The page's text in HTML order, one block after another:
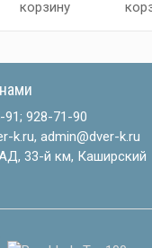
корзину
91; 928-71-90
k.ru, admin@dver-k.ru
33-й км, Каширский